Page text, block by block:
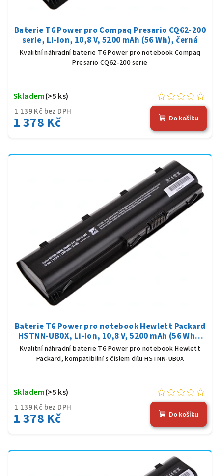
Baterie T6 Power pro Compaq Presario CQ62-200
serie, Li-Ion, 10,8 V, 5200 mAh (56 Wh), černá
Kvalitní náhradní baterie T6 Power pro notebook Compaq
Presario CQ62-200 serie
1 139 Kč bez DPH
1 378 Kč
Skladem(>5 ks)
Do košíku
Baterie T6 Power pro notebook Hewlett Packard
HSTNN-UB0X, Li-Ion, 10,8 V, 5200 mAh (56 Wh),
černá
Kvalitní náhradní baterie T6 Power pro notebook Hewlett
Packard, kompatibilní s číslem dílu HSTNN-UB0X
1 139 Kč bez DPH
1 378 Kč
Skladem(>5 ks)
Do košíku